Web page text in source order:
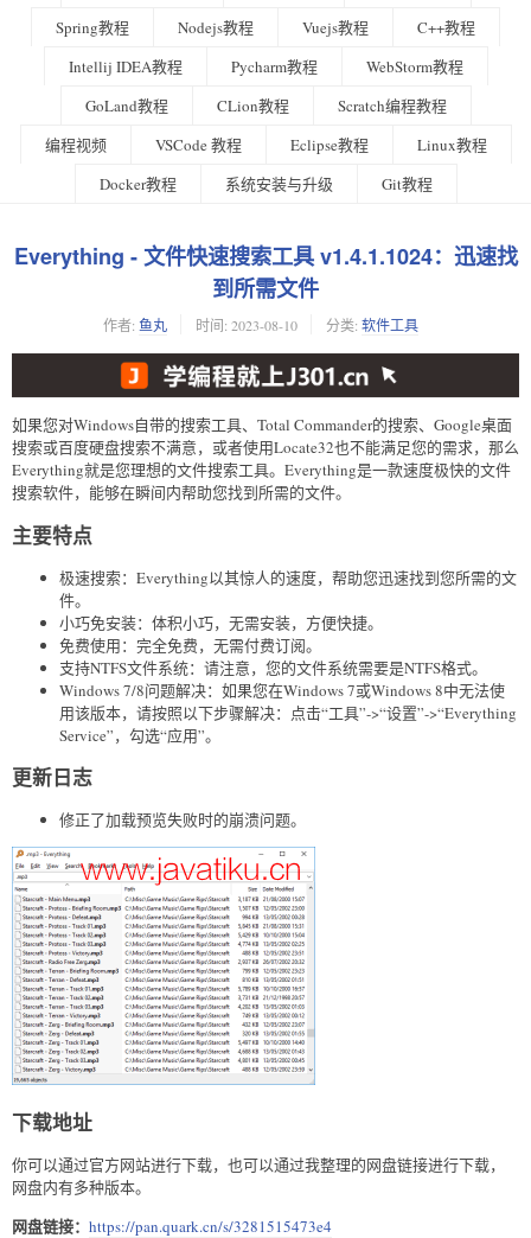
Spring教程
Nodejs教程 Vuejs教程
C++教程
Intellij IDEA教程
Pycharm教程
WebStorm教程
GoLand教程
CLion教程
Scratch编程教程
编程视频
VSCode 教程 Eclipse教程
Linux教程
Docker教程
系统安装与升级 Git教程
Everything - 文件快速搜索工具 v1.4.1.1024：迅速找
到所需文件
作者: 鱼丸 时间: 2023-08-10 分类: 软件工具
如果您对Windows自带的搜索工具、Total Commander的搜索、Google桌面
搜索或百度硬盘搜索不满意，或者使用Locate32也不能满足您的需求，那么
Everything就是您理想的文件搜索工具。Everything是一款速度极快的文件
搜索软件，能够在瞬间内帮助您找到所需的文件。
主要特点
极速搜索：Everything以其惊人的速度，帮助您迅速找到您所需的文
件。
小巧免安装：体积小巧，无需安装，方便快捷。
免费使用：完全免费，无需付费订阅。
支持NTFS文件系统：请注意，您的文件系统需要是NTFS格式。
Windows 7/8问题解决：如果您在Windows 7或Windows 8中无法使
用该版本，请按照以下步骤解决：点击“工具”->“设置”->“Everything
Service”，勾选“应用”。
更新日志
修正了加载预览失败时的崩溃问题。
下载地址
你可以通过官方网站进行下载，也可以通过我整理的网盘链接进行下载，
网盘内有多种版本。
网盘链接： https://pan.quark.cn/s/3281515473e4